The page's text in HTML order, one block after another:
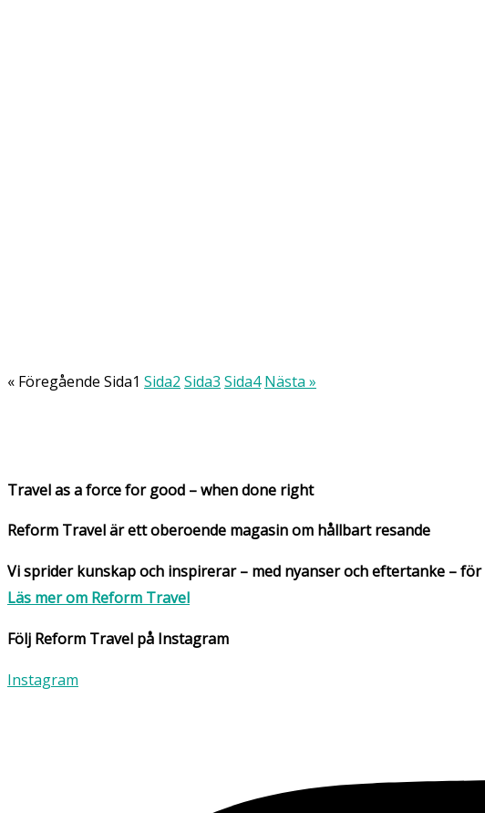
« Föregående Sida1 Sida2 Sida3 Sida4 Nästa »
Travel as a force for good – when done right
Reform Travel är ett oberoende magasin om hållbart resande
Vi sprider kunskap och inspirerar – med nyanser och eftertanke –
Läs mer om Reform Travel
Följ Reform Travel på Instagram
Instagram